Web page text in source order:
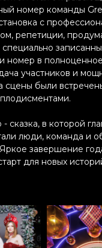
номер команды
с
репетиции,
номер в
участников и
сцены были
- сказка, в которой
люди, команда и
Яркое завершение
для новых